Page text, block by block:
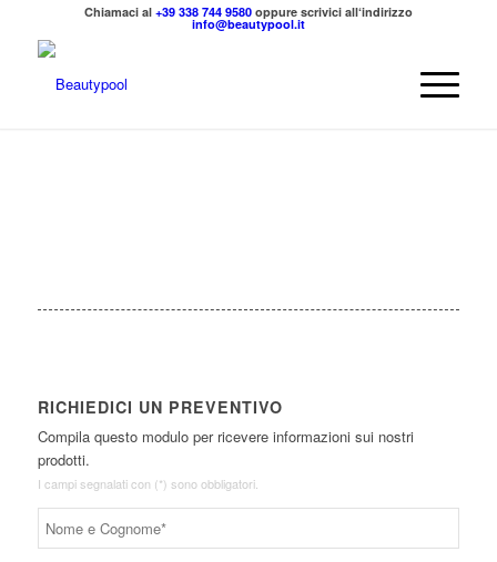
Chiamaci al +39 338 744 9580oppure scrivici all‘indirizzo
info@beautypool.it
RICHIEDICI UN PREVENTIVO
Compila questo modulo per ricevere informazioni sui nostri
prodotti.
I campi segnalati con (*) sono obbligatori.